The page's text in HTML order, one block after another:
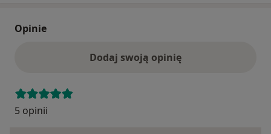
Opinie
Dodaj swoją opinię
5 opinii